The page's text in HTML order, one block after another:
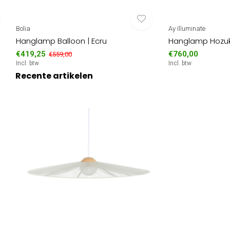
Bolia
Hanglamp Balloon | Ecru
€419,25 €559,00
Incl. btw
Ay Illuminate
Hanglamp
€760,00
Incl. btw
Recente artikelen